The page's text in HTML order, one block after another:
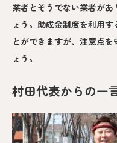
業者とそうでない業者が
ょう。助成金制度を利用
とができますが、注意点
ょう。
村田代表からの一